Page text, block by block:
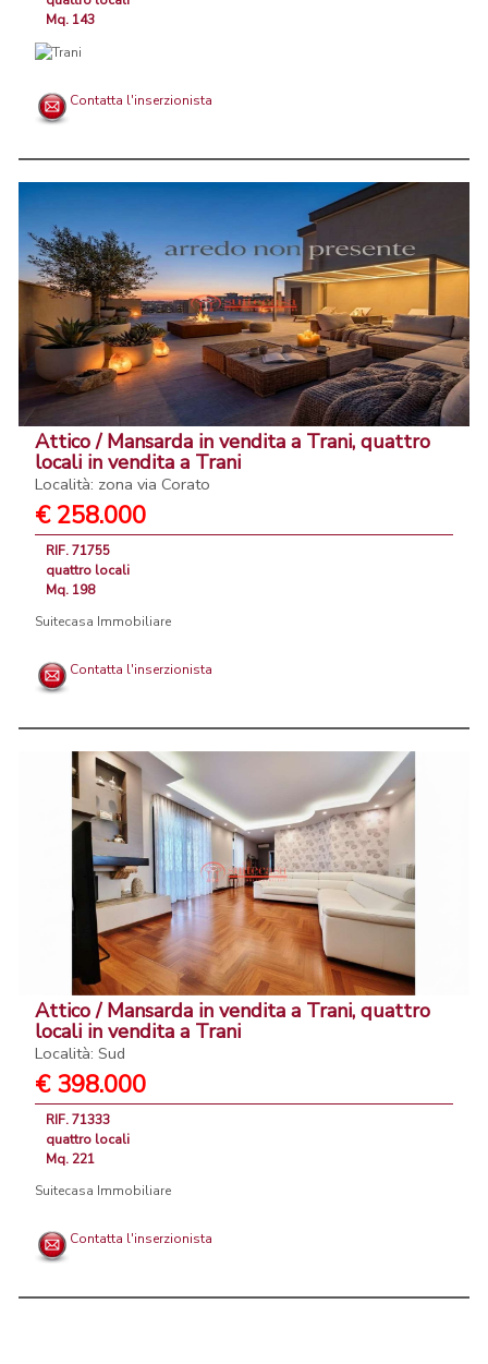
Mq. 143
Contatta l'inserzionista
Attico / Mansarda in vendita a Trani, quattro
locali in vendita a Trani
Località: zona via Corato
€ 258.000
RIF. 71755
quattro locali
Mq. 198
Suitecasa Immobiliare
Contatta l'inserzionista
Attico / Mansarda in vendita a Trani, quattro
locali in vendita a Trani
Località: Sud
€ 398.000
RIF. 71333
quattro locali
Mq. 221
Suitecasa Immobiliare
Contatta l'inserzionista